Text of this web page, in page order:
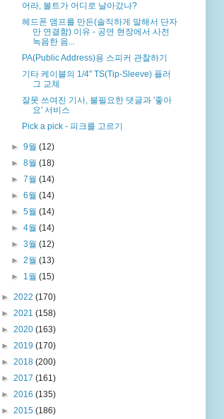
어라, 볼트가 어디로 날아갔나?
헤드폰 앰프를 만든(솔직하게 말해서 단자
만 연결함) 이유 - 공연 현장에서 사전
녹음한 음...
PA(Public Address)용 스피커 관찰하기
기타 케이블의 1/4" TS(Tip-Sleeve) 플러
그 교체
잘못 쓰여진 기사, 불필요한 댓글과 '좋아
요' 서비스
Pick a pick - 피크를 고르기
►9월(12)
►8월(18)
►7월(14)
►6월(14)
►5월(14)
►4월(14)
►3월(12)
►2월(13)
► 1월(15)
► 2022 (170)
► 2021 (158)
► 2020 (163)
► 2019 (170)
► 2018 (200)
► 2017 (161)
► 2016 (135)
► 2015 (186)